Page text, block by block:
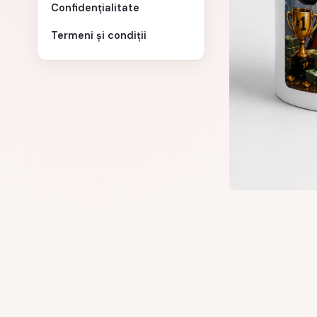
Confidențialitate
Termeni și condiții